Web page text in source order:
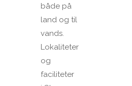
både på
land og til
vands.
Lokaliteter
og
faciliteter